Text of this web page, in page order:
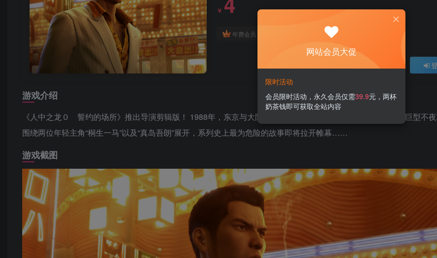
￥
年费会员 免费
游戏介绍
《人中之龙０ 誓约的场所》推出导演剪辑版！ 1988年，东京与大阪迎来了空前的繁荣，故事以两座城市里的巨型不夜
围绕两位年轻主角“桐生一马”以及“真岛吾朗”展开，系列史上最为危险的故事即将拉开帷幕……
游戏截图
网站会员大促
限时活动
会员限时活动，永久会员仅需39.9元，两杯
奶茶钱即可获取全站内容